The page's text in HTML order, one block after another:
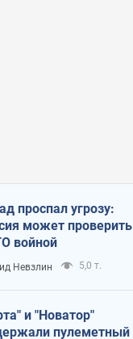
проспал угрозу:
может проверить
войной
Невзлин 5,0 т.
и "Новатор"
пулеметный